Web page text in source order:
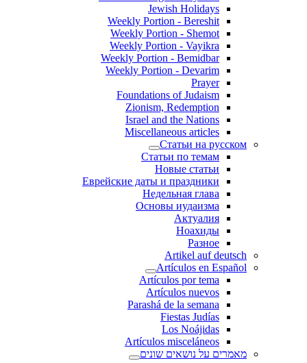
Jewish Holidays
Weekly Portion - Bereshit
Weekly Portion - Shemot
Weekly Portion - Vayikra
Weekly Portion - Bemidbar
Weekly Portion - Devarim
Prayer
Foundations of Judaism
Zionism, Redemption
Israel and the Nations
Miscellaneous articles
Статьи на русском
Статьи по темам
Новые статьи
Еврейские даты и праздники
Недельная глава
Основы иудаизма
Актуалия
Ноахиды
Разное
Artikel auf deutsch
Artículos en Español
Artículos por tema
Artículos nuevos
Parashá de la semana
Fiestas Judías
Los Noájidas
Artículos misceláneos
מאמרים על נושאים שונים